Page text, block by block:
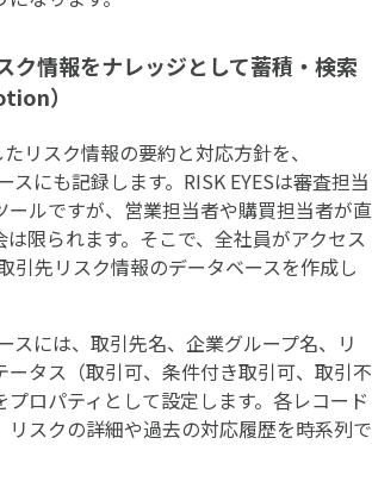
ク情報をナレッジとして蓄積・検索
）
リスク情報の要約と対応方針を、
にも記録します。RISK EYESは審査担当
ールですが、営業担当者や購買担当者が直
限られます。そこで、全社員がアクセス
引先リスク情報のデータベースを作成し
スには、取引先名、企業グループ名、リ
ータス（取引可、条件付き取引可、取引不
ロパティとして設定します。各レコード
リスクの詳細や過去の対応履歴を時系列で